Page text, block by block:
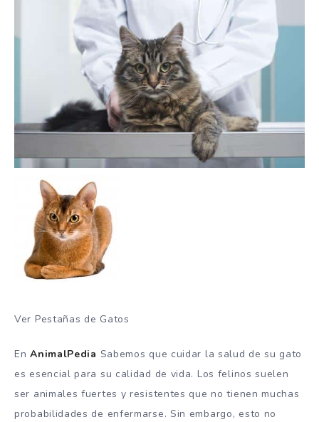
Ver Pestañas de Gatos
EnAnimalPedia Sabemos que cuidar la salud de su gato
es esencial para su calidad de vida. Los felinos suelen
ser animales fuertes y resistentes que no tienen muchas
probabilidades de enfermarse. Sin embargo, esto no